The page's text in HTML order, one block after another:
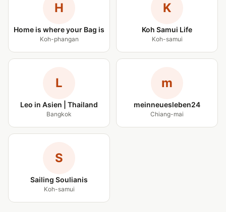
H
Home is where your Bag is
Koh-phangan
K
Koh Samui Life
Koh-samui
L
Leo in Asien | Thailand
Bangkok
m
meinneuesleben24
Chiang-mai
S
Sailing Soulianis
Koh-samui